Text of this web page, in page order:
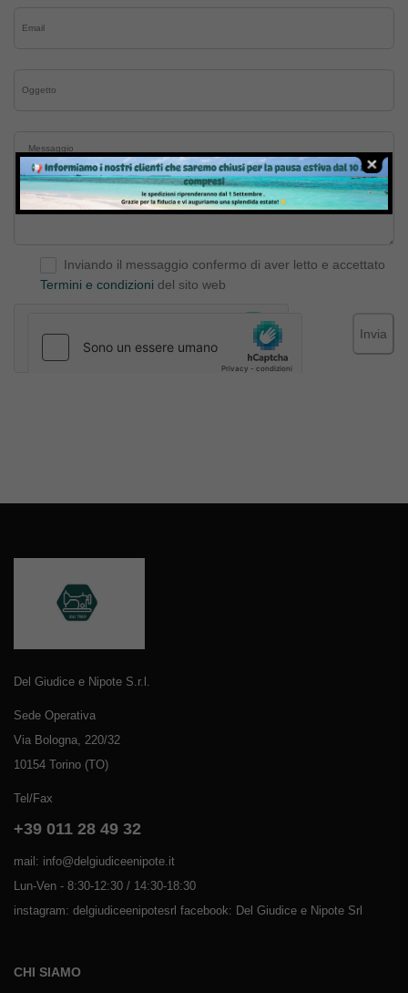
Inviando il messaggio confermo di aver letto e accettato
Termini e condizioni del sito web
Invia
Del Giudice e Nipote S.r.l.
Sede Operativa
Via Bologna, 220/32
10154 Torino (TO)
Tel/Fax
+39 011 28 49 32
mail: info@delgiudiceenipote.it
Lun-Ven - 8:30-12:30 / 14:30-18:30
instagram: delgiudiceenipotesrl facebook: Del Giudice e Nipote Srl
CHI SIAMO